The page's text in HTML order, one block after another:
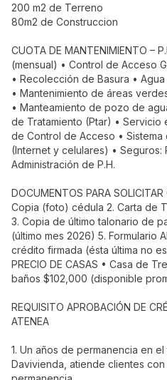
200 m2 de Terreno
80m2 de Construccion
CUOTA DE MANTENIMIENTO –
(mensual) • Control de Acceso
• Recolección de Basura •
• Mantenimiento de áreas
• Manteamiento de pozo de
de Tratamiento (Ptar) • Servicio
de Control de Acceso •
(Internet y celulares) • Seguros:
Administración de P.H.
DOCUMENTOS PARA SOLICITAR
Copia (foto) cédula 2. Carta de
3. Copia de último talonario de
(último mes 2026) 5. Formulario
crédito firmada (ésta última no
PRECIO DE CASAS • Casa de
baños $102,000 (disponible
REQUISITO APROBACIÓN DE
ATENEA
1. Un años de permanencia en el
Davivienda, atiende clientes